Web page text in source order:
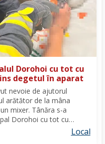
Dorohoi cu tot cu
degetul în aparat
nevoie de ajutorul
arătător de la mâna
mixer. Tânăra s-a
Dorohoi cu tot cu
au solicitat
din cadrul...
Local